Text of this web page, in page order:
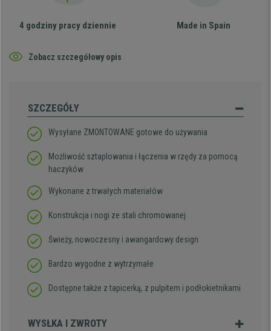
4 godziny pracy dziennie Made in Spain
Zobacz szczegółowy opis
SZCZEGÓŁY
Wysyłane ZMONTOWANE gotowe do używania
Możliwość sztaplowania i łączenia w rzędy za pomocą
haczyków
Wykonane z trwałych materiałów
Konstrukcja i nogi ze stali chromowanej
Świeży, nowoczesny i awangardowy design
Bardzo wygodne z wytrzymałe
Dostępne także z tapicerką, z pulpitem i podłokietnikami
WYSŁKA I ZWROTY